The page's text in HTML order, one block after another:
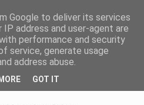
Google to deliver its services
address and user-agent are
performance and security
service, generate usage
address abuse.
GOT IT